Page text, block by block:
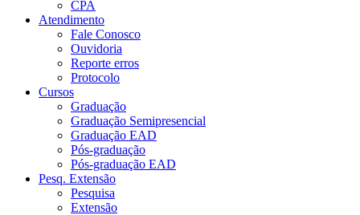
CPA
Atendimento
Fale Conosco
Ouvidoria
Reporte erros
Protocolo
Cursos
Graduação
Graduação Semipresencial
Graduação EAD
Pós-graduação
Pós-graduação EAD
Pesq. Extensão
Pesquisa
Extensão